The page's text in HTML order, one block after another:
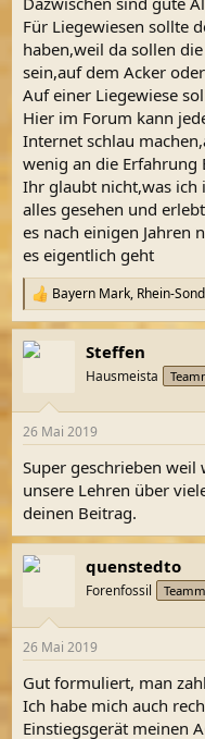
Für Liegewiesen sollte
haben,weil da sollen
sein,auf dem Acker
Auf einer Liegewiese
Hier im Forum kann
Internet schlau
wenig an die Erfahrung
Ihr glaubt nicht,was ich
alles gesehen und
es nach einigen Jahren
es eigentlich geht
R
e
a
k
e
:
Bayern Mark, Rhein-
Steffen
Hausmeista
26 Mai 2019
Super geschrieben weil
unsere Lehren über
deinen Beitrag.
quenstedto
Forenfossil
26 Mai 2019
Gut formuliert, man
Ich habe mich auch
Einstiegsgerät meinen